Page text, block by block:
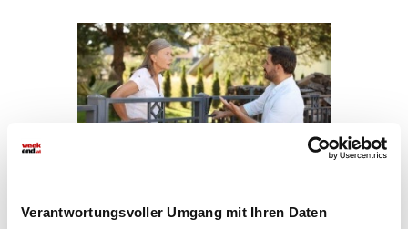
Verantwortungsvoller Umgang mit Ihren Daten